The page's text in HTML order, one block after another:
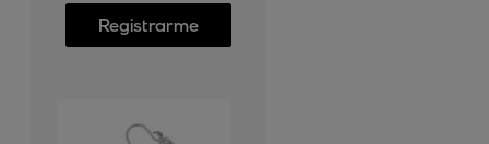
Registrarme